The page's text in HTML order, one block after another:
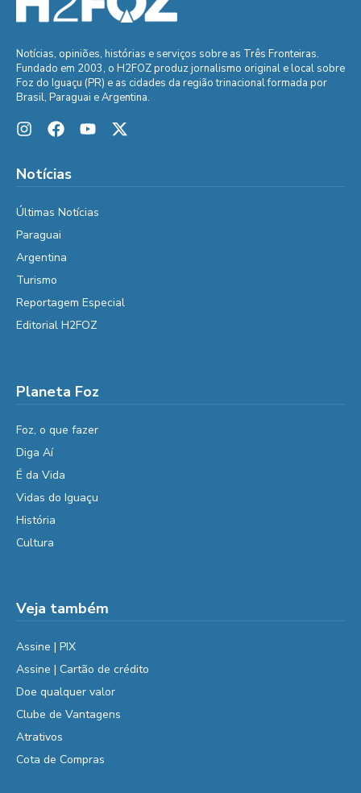
Notícias, opiniões, histórias e serviços sobre as Três Fronteiras.
Fundado em 2003, o H2FOZ produz jornalismo original e local sobre
Foz do Iguaçu (PR) e as cidades da região trinacional formada por
Brasil, Paraguai e Argentina.
Notícias
Últimas Notícias
Paraguai
Argentina
Turismo
Reportagem Especial
Editorial H2FOZ
Planeta Foz
Foz, o que fazer
Diga Aí
É da Vida
Vidas do Iguaçu
História
Cultura
Veja também
Assine | PIX
Assine | Cartão de crédito
Doe qualquer valor
Clube de Vantagens
Atrativos
Cota de Compras